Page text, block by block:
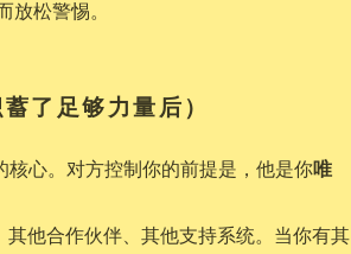
松警惕。
了足够力量后）
核心。对方控制你的前提是，他是你唯
他合作伙伴、其他支持系统。当你有其